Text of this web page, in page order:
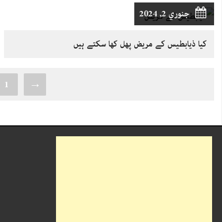
جنوري 2, 2024
کیا ذیابطیس کے مریض پھل کھا سکتے ہیں
→
1